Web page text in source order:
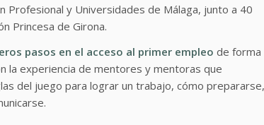
y Universidades de Málaga, junto a 40
Princesa de Girona.
pasos en el acceso al primer empleo de forma
la experiencia de mentores y mentoras que
del juego para lograr un trabajo, cómo prepararse,